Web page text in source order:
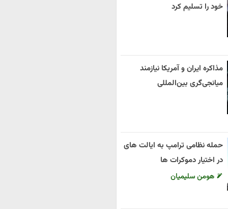
خود را تسلیم کرد
مذاکره ایران و آمریکا نیازمند
میانجی‌گری بین‌المللی
حمله نظامی ترامپ به ایالت های
در اختیار دموکرات ها
هومن سلیمیان